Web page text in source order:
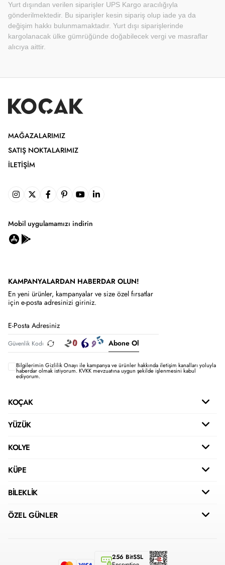
Yurt dışından verilen siparişler UPS Kargo aracılığıyla
gönderilmektedir. Bu siparişler kesin sipariş olup iade ya da
değişim hakkı bulunmamaktadır. Yurt dışı siparişlerinde
kargolanacak ülke gümrüğünde doğabilecek vergi ve masraflar
alıcıya aittir.
MAĞAZALARIMIZ
SATIŞ NOKTALARIMIZ
İLETIŞIM
Mobil uygulamamızı indirin
KAMPANYALARDAN HABERDAR OLUN!
En yeni ürünler, kampanyalar ve size özel fırsatlar
için e-posta adresinizi giriniz.
Abone Ol
Bilgilerimin Gizlilik Onayı ile kampanya ve ürünler hakkında iletişim kanalları yoluyla
haberdar olmak istiyorum.KVKK mevzuatına uygun şekilde işlenmesini kabul
ediyorum.
KOÇAK
YÜZÜK
KOLYE
KÜPE
BİLEKLİK
ÖZEL GÜNLER
256 BitSSL